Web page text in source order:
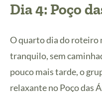
Dia 4: Poço
O quarto dia do roteiro
tranquilo, sem
pouco mais tarde, o
relaxante no Poço das